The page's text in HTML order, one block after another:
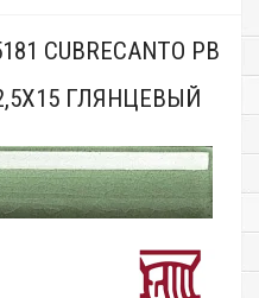
CUBRECANTO PB
2,5X15 ГЛЯНЦЕВЫЙ